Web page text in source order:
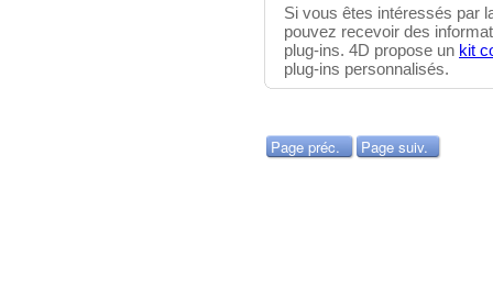
Si vous êtes intéressés par
pouvez recevoir des
plug-ins. 4D propose un kit
plug-ins personnalisés.
Page préc. Page suiv.